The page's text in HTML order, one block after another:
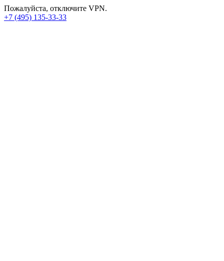
Пожалуйста, отключите VPN.
+7 (495) 135-33-33